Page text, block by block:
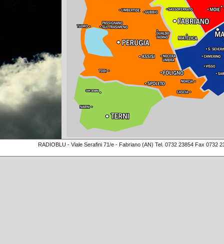
RADIOBLU - Viale Serafini 71/e - Fabriano (AN) Tel. 0732 23854 Fax 0732